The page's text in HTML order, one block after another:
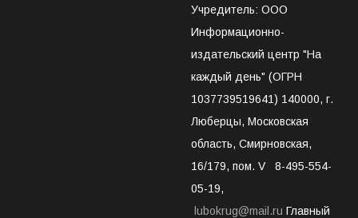
Учредитель: ООО
Информационно-
издательский центр "На
каждый день" (ОГРН
1037739519641) 140000, г.
Люберцы, Московская
область, Смирновская,
16/179, пом. V 8-495-554-
05-19,
lubokrug@mail.ru Главный